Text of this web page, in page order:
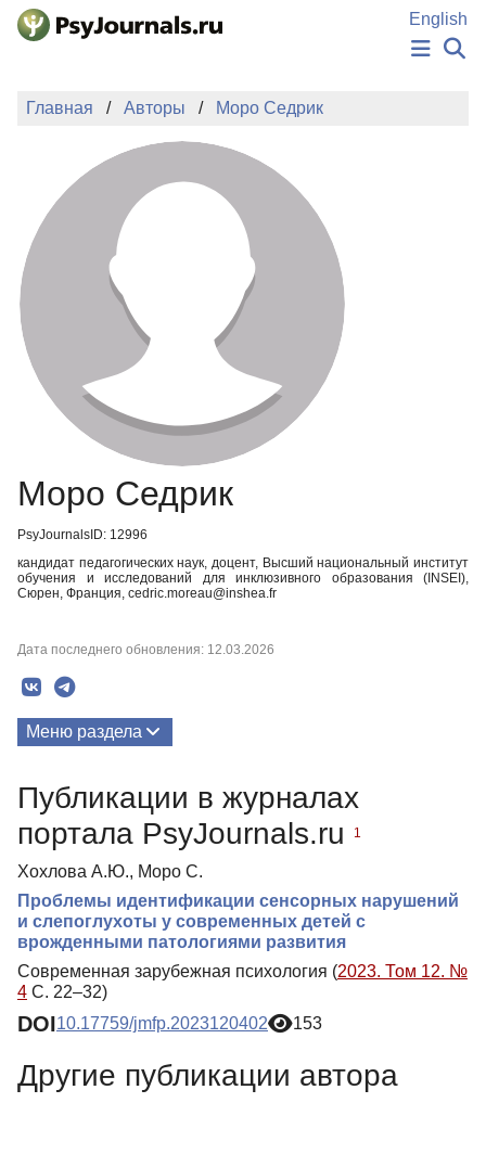
Перейти к основному содержанию
English
НОВОСТИ
АВТОРЫ
ПОДАТЬ РУКОПИСЬ
БАЗА ЗНАНИЙ
КЛЮЧЕВЫЕ СЛОВА
Регистрация
Главная Авторы Моро Седрик
Моро Седрик
PsyJournalsID: 12996
кандидат педагогических наук, доцент, Высший национальный институт
обучения и исследований для инклюзивного образования (INSEI),
Сюрен, Франция, cedric.moreau@inshea.fr
Дата последнего обновления: 12.03.2026
Меню раздела
Биография
Медиа-материалы
Публикации в журналах
портала PsyJournals.ru
1
Хохлова А.Ю., Моро С.
Проблемы идентификации сенсорных нарушений
и слепоглухоты у современных детей с
врожденными патологиями развития
Современная зарубежная психология (2023. Том 12. №
4 С. 22–32)
DOI10.17759/jmfp.2023120402 153
Другие публикации автора